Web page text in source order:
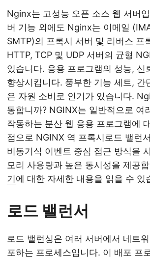
Nginx는 고성능 오픈 소스 웹 서버
버 기능 외에도 Nginx는 이메일
SMTP)의 프록시 서버 및 리버스 프
HTTP, TCP 및 UDP 서버의 균형
있습니다. 응용 프로그램의 성능, 신
향상시킵니다. 풍부한 기능 세트, 간
은 자원 소비로 인기가 있습니다.
동합니까? NGINX는 일반적으로 여
작동하는 분산 웹 응용 프로그램에
점으로 NGINX 역 프록시로드 밸런
비동기식 이벤트 중심 접근 방식을
모리 사용량과 높은 동시성을 제공
기에 대한 자세한 내용을 읽을 수 있
로드 밸런서
로드 밸런싱은 여러 서버에서 네트
포하는 프로세스입니다. 이 배포 프